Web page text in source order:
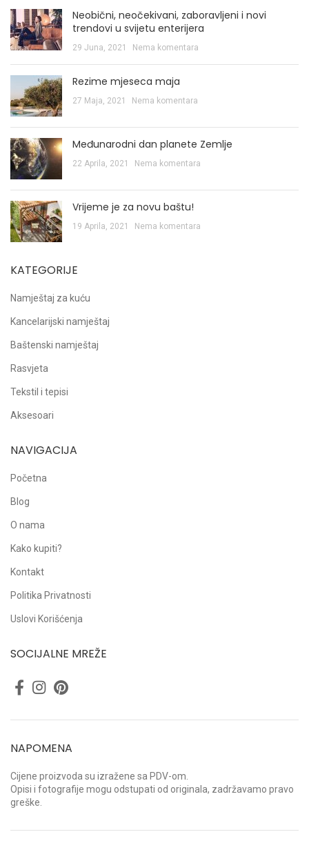
Neobični, neočekivani, zaboravljeni i novi
trendovi u svijetu enterijera
29 Juna, 2021 Nema komentara
Rezime mjeseca maja
27 Maja, 2021 Nema komentara
Međunarodni dan planete Zemlje
22 Aprila, 2021 Nema komentara
Vrijeme je za novu baštu!
19 Aprila, 2021 Nema komentara
KATEGORIJE
Namještaj za kuću
Kancelarijski namještaj
Baštenski namještaj
Rasvjeta
Tekstil i tepisi
Aksesoari
NAVIGACIJA
Početna
Blog
O nama
Kako kupiti?
Kontakt
Politika Privatnosti
Uslovi Korišćenja
SOCIJALNE MREŽE
NAPOMENA
Cijene proizvoda su izražene sa PDV-om.
Opisi i fotografije mogu odstupati od originala, zadržavamo pravo
greške.